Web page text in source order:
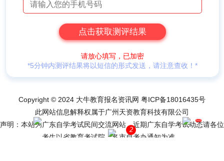
请放心填写，已加密
*5分钟内测评结果将以短信的形式发送，请注意查收！*
Copyright © 2024 大牛教育报名资讯网 粤ICP备18016435号
此网站信息解释权属于广州天资教育科技有限公司
声明：本站为广东自学考试民间交流网站，近期广东自学考试动态请各位
考生以省教育考试院、各市自考办通知为准。
网站导航 2 网上报名
hot